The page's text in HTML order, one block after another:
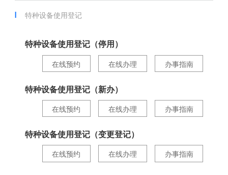
特种设备使用登记
特种设备使用登记（停用）
办事指南
在线办理
在线预约
特种设备使用登记（新办）
办事指南
在线办理
在线预约
特种设备使用登记（变更登记）
办事指南
在线办理
在线预约